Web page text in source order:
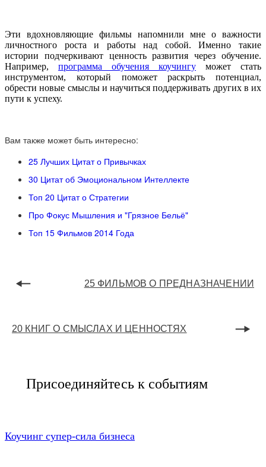
Эти вдохновляющие фильмы напомнили мне о важности
личностного роста и работы над собой. Именно такие
истории подчеркивают ценность развития через обучение.
Например, программа обучения коучингу может стать
инструментом, который поможет раскрыть потенциал,
обрести новые смыслы и научиться поддерживать других в их
пути к успеху.
Вам также может быть интересно:
25 Лучших Цитат о Привычках
30 Цитат об Эмоциональном Интеллекте
Топ 20 Цитат о Стратегии
Про Фокус Мышления и "Грязное Бельё"
Топ 15 Фильмов 2014 Года
25 ФИЛЬМОВ О ПРЕДНАЗНАЧЕНИИ
20 КНИГ О СМЫСЛАХ И ЦЕННОСТЯХ
Присоединяйтесь к событиям
Коучинг супер-сила бизнеса